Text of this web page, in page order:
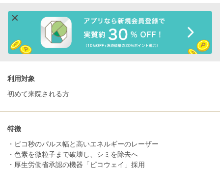
利用対象
初めて来院される方
特徴
・ピコ秒のパルス幅と高いエネルギーのレーザー
・色素を微粒子まで破壊し、シミを除去へ
・厚生労働省承認の機器「ピコウェイ」採用